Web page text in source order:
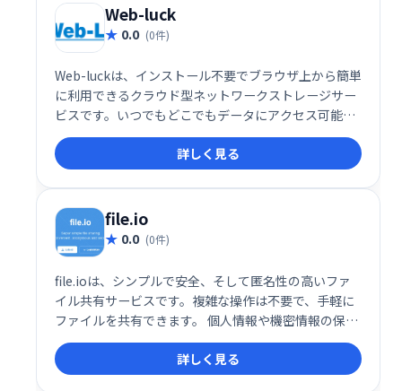
Web-luck
0.0 (0件)
Web-luckは、インストール不要でブラウザ上から簡単
に利用できるクラウド型ネットワークストレージサー
ビスです。いつでもどこでもデータにアクセス可能
で、場所を問わず効率的なデータ管理を実現します。
詳しく見る
file.io
0.0 (0件)
file.ioは、シンプルで安全、そして匿名性の高いファ
イル共有サービスです。複雑な操作は不要で、手軽に
ファイルを共有できます。 個人情報や機密情報の保護
に配慮した設計となっており、安心してご利用いただ
けます。 誰でも簡単に、すぐにファイルを送受信でき
ます。
詳しく見る